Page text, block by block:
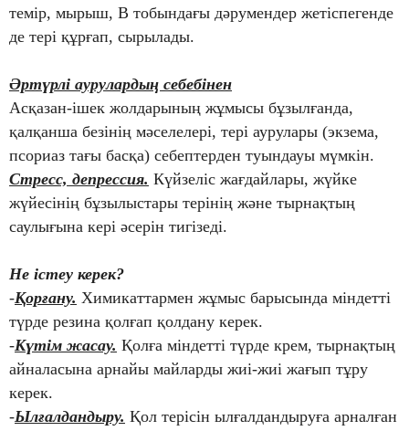
темір, мырыш, В тобындағы дәрумендер жетіспегенде
де тері құрғап, сырылады.
Әртүрлі аурулардың себебінен
Асқазан-ішек жолдарының жұмысы бұзылғанда,
қалқанша безінің мәселелері, тері аурулары (экзема,
псориаз тағы басқа) себептерден туындауы мүмкін.
Стресс, депрессия. Күйзеліс жағдайлары, жүйке
жүйесінің бұзылыстары терінің және тырнақтың
саулығына кері әсерін тигізеді.
Не істеу керек?
-Қорғану. Химикаттармен жұмыс барысында міндетті
түрде резина қолғап қолдану керек.
-Күтім жасау. Қолға міндетті түрде крем, тырнақтың
айналасына арнайы майларды жиі-жиі жағып тұру
керек.
-Ылғалдандыру. Қол терісін ылғалдандыруға арналған